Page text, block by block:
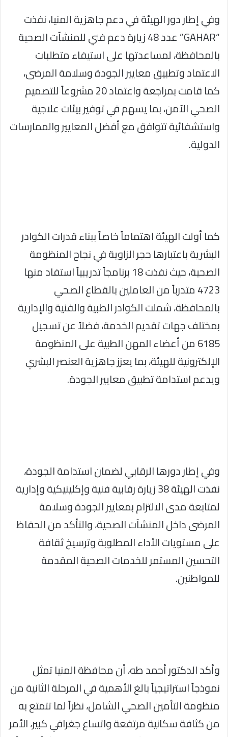
وفي إطار دور الهيئة في دعم جاهزية المنيا، نفذت
“GAHAR” عدد 48 زيارة دعم فني للمنشآت الصحية
بالمحافظة، لمساعدتها على استيفاء متطلبات
الاعتماد وتطبيق معايير الجودة وسلامة المرضى،
كما قامت بمراجعة واعتماد 20 مشروعاً للتصميم
الصحي الآمن، بما يسهم في توفير بيئات علاجية
واستشفائية تتوافق مع أفضل المعايير والممارسات
الدولية.
كما أولت الهيئة اهتماماً خاصاً ببناء قدرات الكوادر
البشرية باعتبارها حجر الزاوية في نجاح المنظومة
الصحية، حيث نفذت 18 برنامجاً تدريبياً استفاد منها
4723 متدرباً من العاملين بالقطاع الصحي
بالمحافظة، شملت الكوادر الطبية والفنية والإدارية
بمختلف جهات تقديم الخدمة، فضلاً عن تسجيل
6185 من أعضاء المهن الطبية على المنظومة
الإلكترونية للهيئة، بما يعزز جاهزية العنصر البشري
ويدعم استدامة تطبيق معايير الجودة.
وفي إطار دورها الرقابي لضمان استدامة الجودة،
نفذت الهيئة 38 زيارة رقابية فنية وإكلينيكية وإدارية
لمتابعة مدى الالتزام بمعايير الجودة وسلامة
المرضى داخل المنشآت الصحية، والتأكد من الحفاظ
على مستويات الأداء المطلوبة وترسيخ ثقافة
التحسين المستمر للخدمات الصحية المقدمة
للمواطنين.
وأكد الدكتور أحمد طه، أن محافظة المنيا تمثل
نموذجاً استراتيجياً بالغ الأهمية في المرحلة الثانية من
منظومة التأمين الصحي الشامل، نظراً لما تتمتع به
من كثافة سكانية مرتفعة واتساع جغرافي كبير، الأمر